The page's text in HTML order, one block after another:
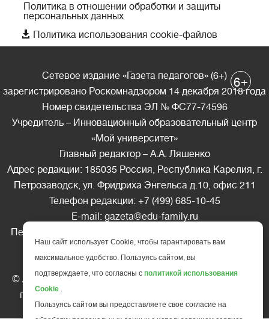
Политика в отношении обработки и защиты
персональных данных
 Политика использования cookie-файлов
Сетевое издание «Газета педагогов» (6+)
зарегистрировано Роскомнадзором 14 декабря 2018 года
Номер свидетельства ЭЛ № ФС77-74596
Учредитель – Инновационный образовательный центр
«Мой университет»
Главный редактор – А.А. Ляшенко
Адрес редакции: 185035 Россия, Республика Карелия, г.
Петрозаводск, ул. Фридриха Энгельса д.10, офис 211
Телефон редакции: +7 (499) 685-10-45
E-mail: gazeta@edu-family.ru
Перепечатка материалов газеты допускается только c
письменного разрешения редакции
Ссылка на «Газету педагогов» обязательна.
© АНО ДПО "Инновационный образовательный центр
повышения квалификации и переподготовки "
университет", 2025
6+
Наш сайт использует Cookie, чтобы гарантировать вам
максимальное удобство. Пользуясь сайтом, вы
подтверждаете, что согласны с политикой использования
Cookie .
Пользуясь сайтом вы предоставляете свое согласие на